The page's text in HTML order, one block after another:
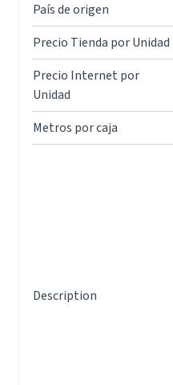
País de origen
Precio Tienda por Unidad
Precio Internet por
Unidad
Metros por caja
Description